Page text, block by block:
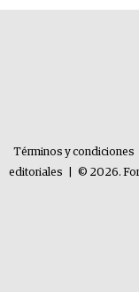
Términos y condiciones
editoriales
© 2026.